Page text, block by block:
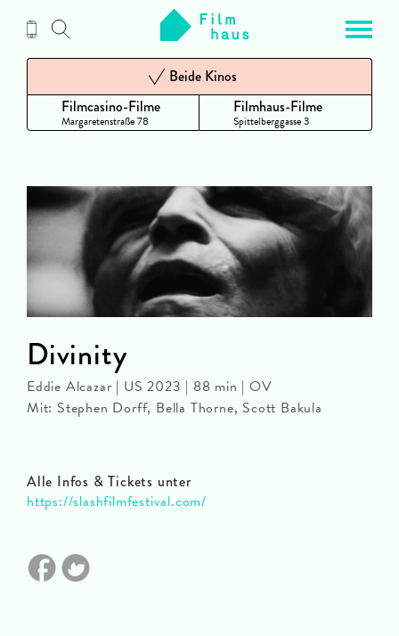
Inhalt
Filmcasino-Filme
Margaretenstraße 78
Beide Kinos
Filmhaus-Filme
Spittelberggasse 3
Alle Infos & Tickets unter
https://slashfilmfestival.com/
Divinity
Eddie Alcazar | US 2023 | 88 min | OV
Mit: Stephen Dorff, Bella Thorne, Scott Bakula